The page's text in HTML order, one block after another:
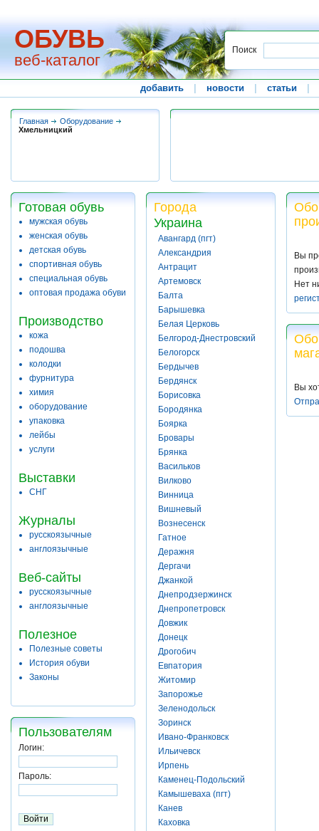
ОБУВЬ
веб-каталог
Поиск
добавить новости статьи
Главная
Оборудование
Хмельницкий
Готовая обувь
мужская обувь
женская обувь
детская обувь
спортивная обувь
специальная обувь
оптовая продажа обуви
Производство
кожа
подошва
колодки
фурнитура
химия
оборудование
упаковка
лейбы
услуги
Выставки
СНГ
Журналы
русскоязычные
англоязычные
Веб-сайты
русскоязычные
англоязычные
Полезное
Полезные советы
История обуви
Законы
Пользователям
Логин:
Пароль:
Города
Украина
Авангард (пгт)
Александрия
Антрацит
Артемовск
Балта
Барышевка
Белая Церковь
Белгород-Днестровский
Белогорск
Бердычев
Бердянск
Борисовка
Бородянка
Боярка
Бровары
Брянка
Васильков
Вилково
Винница
Вишневый
Вознесенск
Гатное
Деражня
Дергачи
Джанкой
Днепродзержинск
Днепропетровск
Довжик
Донецк
Дрогобич
Евпатория
Житомир
Запорожье
Зеленодольск
Зоринск
Ивано-Франковск
Ильичевск
Ирпень
Каменец-Подольский
Камышеваха (пгт)
Канев
Каховка
Вы
Нет
Вы